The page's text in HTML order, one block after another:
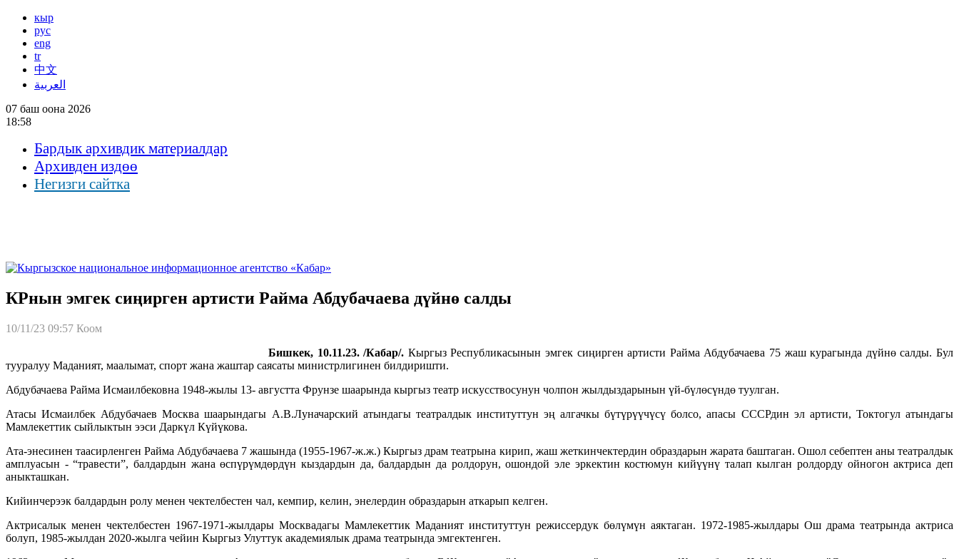
кыр
рус
eng
tr
中文
العربية
07 баш оона 2026
18:58
Бардык архивдик материалдар
Архивден издөө
Негизги сайтка
КРнын эмгек сиңирген артисти Райма Абдубачаева дүйнө салды
10/11/23 09:57 Коом
Бишкек, 10.11.23. /Кабар/. Кыргыз Республикасынын эмгек сиңирген артисти Райма Абдубачаева 75 жаш курагында дүйнө салды. Бул
тууралуу Маданият, маалымат, спорт жана жаштар саясаты министрлигинен билдиришти.
Абдубачаева Райма Исмаилбековна 1948-жылы 13- августта Фрунзе шаарында кыргыз театр искусствосунун чолпон жылдыздарынын үй-бүлөсүндө туулган.
Атасы Исмаилбек Абдубачаев Москва шаарындагы А.В.Луначарский атындагы театралдык институттун эң алгачкы бүтүрүүчүсү болсо, апасы СССРдин эл артисти, Токтогул атындагы
Мамлекеттик сыйлыктын ээси Даркүл Күйүкова.
Ата-энесинен таасирленген Райма Абдубачаева 7 жашында (1955-1967-ж.ж.) Кыргыз драм театрына кирип, жаш жеткинчектердин образдарын жарата баштаган. Ошол себептен аны театралдык
амплуасын - “травести”, балдардын жана өспүрүмдөрдүн кыздардын да, балдардын да ролдорун, ошондой эле эркектин костюмун кийүүнү талап кылган ролдорду ойногон актриса деп
аныкташкан.
Кийинчерээк балдардын ролу менен чектелбестен чал, кемпир, келин, энелердин образдарын аткарып келген.
Актрисалык менен чектелбестен 1967-1971-жылдары Москвадагы Мамлекеттик Маданият институттун режиссердук бөлүмүн аяктаган. 1972-1985-жылдары Ош драма театрында актриса
болуп, 1985-жылдан 2020-жылга чейин Кыргыз Улуттук академиялык драма театрында эмгектенген.